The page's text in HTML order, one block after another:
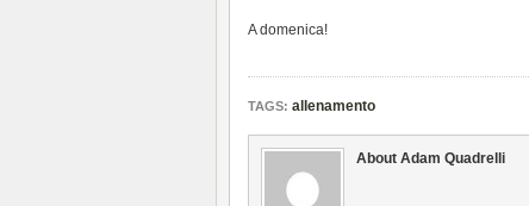
A domenica!
TAGS: allenamento
About Adam Quadrelli